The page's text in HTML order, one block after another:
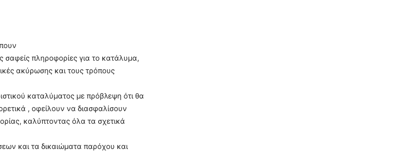
σαφείς πληροφορίες για το κατάλυμα,
ακύρωσης και τους τρόπους
καταλύματος με πρόβλεψη ότι θα
, οφείλουν να διασφαλίσουν
καλύπτοντας όλα τα σχετικά
και τα δικαιώματα παρόχου και